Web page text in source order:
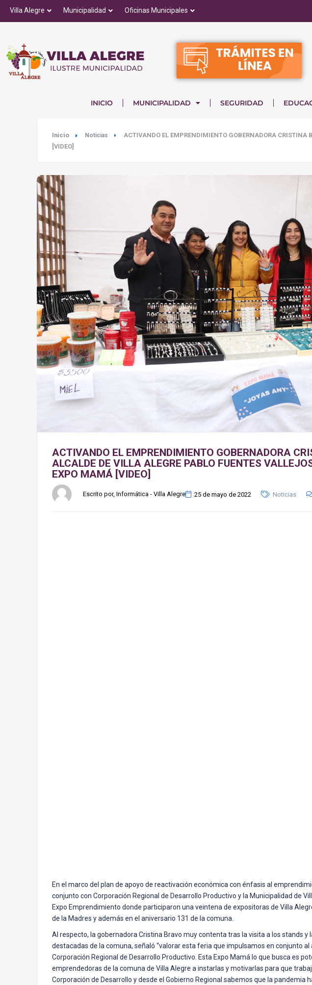
Villa Alegre Municipalidad Oficinas Municipales
INICIO MUNICIPALIDAD SEGURIDAD
Inicio Noticias
ACTIVANDO EL EMPRENDIMIENTO GOBERNADORA CRISTINA
[VIDEO]
ACTIVANDO EL EMPRENDIMIENTO GOBERNADORA
ALCALDE DE VILLA ALEGRE PABLO FUENTES
EXPO MAMÁ [VIDEO]
Escrito por, Informática - Villa Alegre 25 de mayo de 2022 Noticias
En el marco del plan de apoyo de reactivación económica con énfasis al
conjunto con Corporación Regional de Desarrollo Productivo y la Municipalidad de
Expo Emprendimiento donde participaron una veintena de expositoras de Villa
de la Madres y además en el aniversario 131 de la comuna.
Al respecto, la gobernadora Cristina Bravo muy contenta tras la visita a los stands y
destacadas de la comuna, señaló “valorar esta feria que impulsamos en conjunto al
Corporación Regional de Desarrollo Productivo. Esta Expo Mamá lo que busca es
emprendedoras de la comuna de Villa Alegre a instarlas y motivarlas para que
Corporación de Desarrollo y desde el Gobierno Regional sabemos que la pandemia